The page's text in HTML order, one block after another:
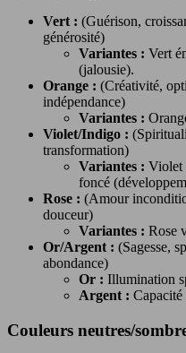
Vert : (Guérison,
générosité)
Variantes : Vert
(jalousie).
Orange : (Créativité,
indépendance)
Variantes :
Violet/Indigo :
transformation)
Variantes : Violet
foncé
Rose : (Amour
douceur)
Variantes : Rose
Or/Argent : (Sagesse,
abondance)
Or : Illumination
Argent : Capacité
Couleurs neutres/